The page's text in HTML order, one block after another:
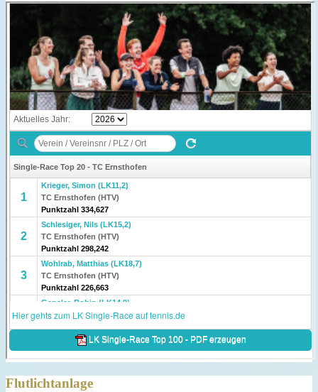
Flutlichtanlage